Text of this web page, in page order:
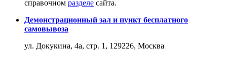
справочном разделе сайта.
Демонстрационный зал и пункт бесплатного
самовывоза
ул. Докукина, 4а, стр. 1, 129226, Москва